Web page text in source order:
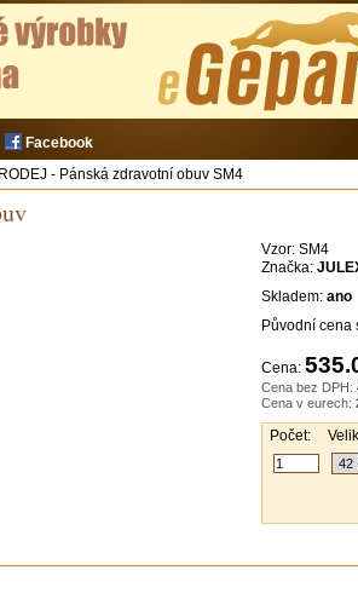
Facebook
- Pánská zdravotní obuv SM4
Vzor: SM4
Značka:
Skladem: ano
Původní cena
Cena:
Cena bez DPH:
Cena v eurech:
Počet: